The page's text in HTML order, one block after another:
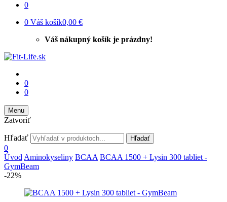
0
0 Váš košík0,00 €
Váš nákupný košík je prázdny!
0
0
Menu
Zatvoriť
Hľadať Hľadať
0
Úvod Aminokyseliny BCAA BCAA 1500 + Lysin 300 tabliet -
GymBeam
-22%